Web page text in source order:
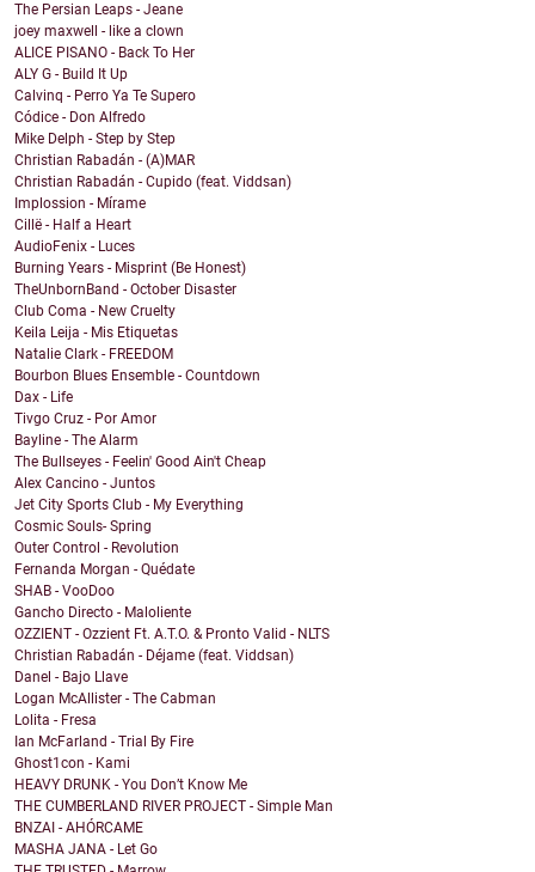
The Persian Leaps - Jeane
joey maxwell - like a clown
ALICE PISANO - Back To Her
ALY G - Build It Up
Calvinq - Perro Ya Te Supero
Códice - Don Alfredo
Mike Delph - Step by Step
Christian Rabadán - (A)MAR
Christian Rabadán - Cupido (feat. Viddsan)
Implossion - Mírame
Cillë - Half a Heart
AudioFenix - Luces
Burning Years - Misprint (Be Honest)
TheUnbornBand - October Disaster
Club Coma - New Cruelty
Keila Leija - Mis Etiquetas
Natalie Clark - FREEDOM
Bourbon Blues Ensemble - Countdown
Dax - Life
Tivgo Cruz - Por Amor
Bayline - The Alarm
The Bullseyes - Feelin' Good Ain't Cheap
Alex Cancino - Juntos
Jet City Sports Club - My Everything
Cosmic Souls- Spring
Outer Control - Revolution
Fernanda Morgan - Quédate
SHAB - VooDoo
Gancho Directo - Maloliente
OZZIENT - Ozzient Ft. A.T.O. & Pronto Valid - NLTS
Christian Rabadán - Déjame (feat. Viddsan)
Danel - Bajo Llave
Logan McAllister - The Cabman
Lolita - Fresa
Ian McFarland - Trial By Fire
Ghost1con - Kami
HEAVY DRUNK - You Don’t Know Me
THE CUMBERLAND RIVER PROJECT - Simple Man
BNZAI - AHÓRCAME
MASHA JANA - Let Go